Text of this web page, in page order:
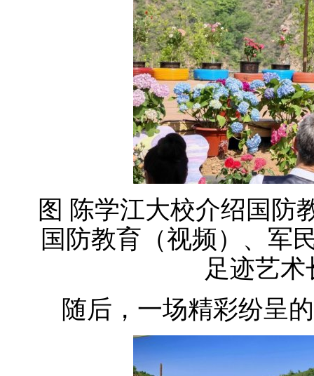
图 陈学江大校介绍国防
国防教育（视频）、军
足迹艺
随后，一场精彩纷呈